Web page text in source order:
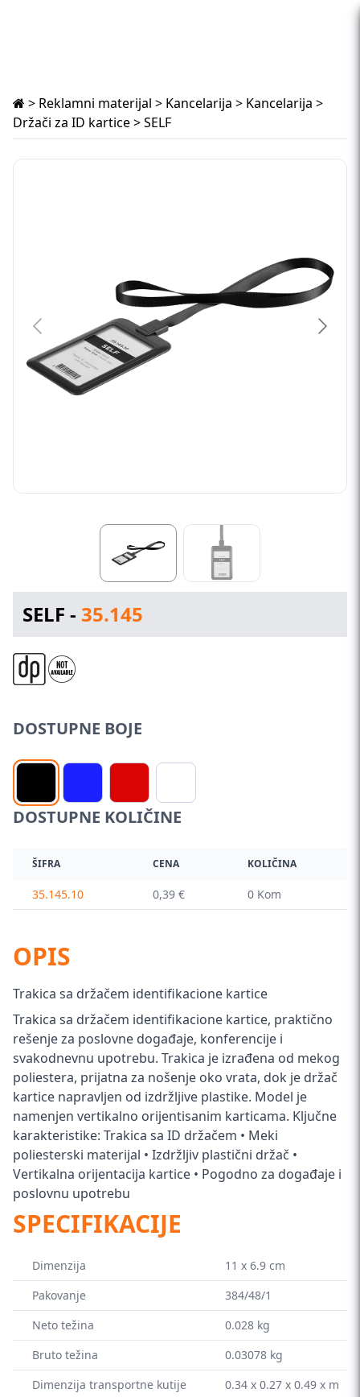
> Reklamni materijal > Kancelarija > Kancelarija >
Držači za ID kartice> SELF
SELF - 35.145
DOSTUPNE BOJE
DOSTUPNE KOLIČINE
ŠIFRA CENA KOLIČINA
35.145.10 0,39 € 0 Kom
OPIS
Trakica sa držačem identifikacione kartice
Trakica sa držačem identifikacione kartice, praktično
rešenje za poslovne događaje, konferencije i
svakodnevnu upotrebu. Trakica je izrađena od mekog
poliestera, prijatna za nošenje oko vrata, dok je držač
kartice napravljen od izdržljive plastike. Model je
namenjen vertikalno orijentisanim karticama. Ključne
karakteristike: Trakica sa ID držačem • Meki
poliesterski materijal • Izdržljiv plastični držač •
Vertikalna orijentacija kartice • Pogodno za događaje i
poslovnu upotrebu
SPECIFIKACIJE
Dimenzija
11 x 6.9 cm
Pakovanje
384/48/1
Neto težina
0.028 kg
Bruto težina
0.03078 kg
Dimenzija transportne kutije
0.34 x 0.27 x 0.49 x m